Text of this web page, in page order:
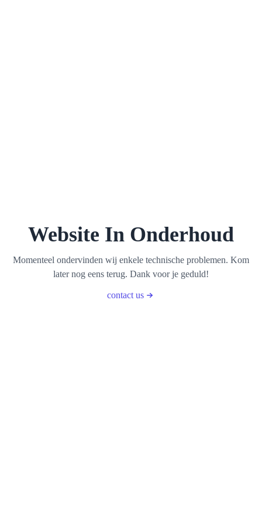
Website In Onderhoud
Momenteel ondervinden wij enkele technische problemen. Kom
later nog eens terug. Dank voor je geduld!
contact us